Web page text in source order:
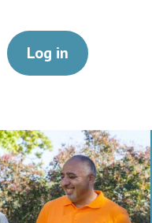
Log in